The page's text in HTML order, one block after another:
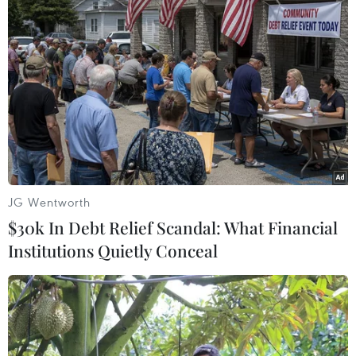
#phạm pháp
#pháp luật #pháp đình
#xã hội
#an ninh xã hội
#chính trị #VietnamPlus
#Vietnam
#Plus
Mỹ
Theo dõi VietnamPlus
JG Wentworth
$30k In Debt Relief Scandal: What Financial
Institutions Quietly Conceal